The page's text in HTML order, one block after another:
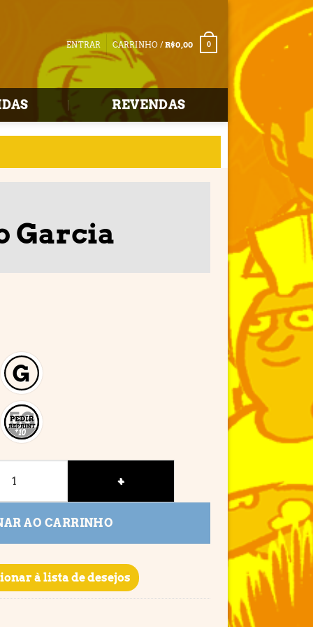
ENTRAR CARRINHO /R$0,00 0
REVENDAS
Garcia
AO CARRINHO
à lista de desejos